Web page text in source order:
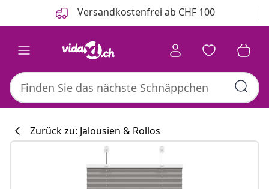
Versandkostenfrei ab CHF 100
Zurück zu: Jalousien & Rollos